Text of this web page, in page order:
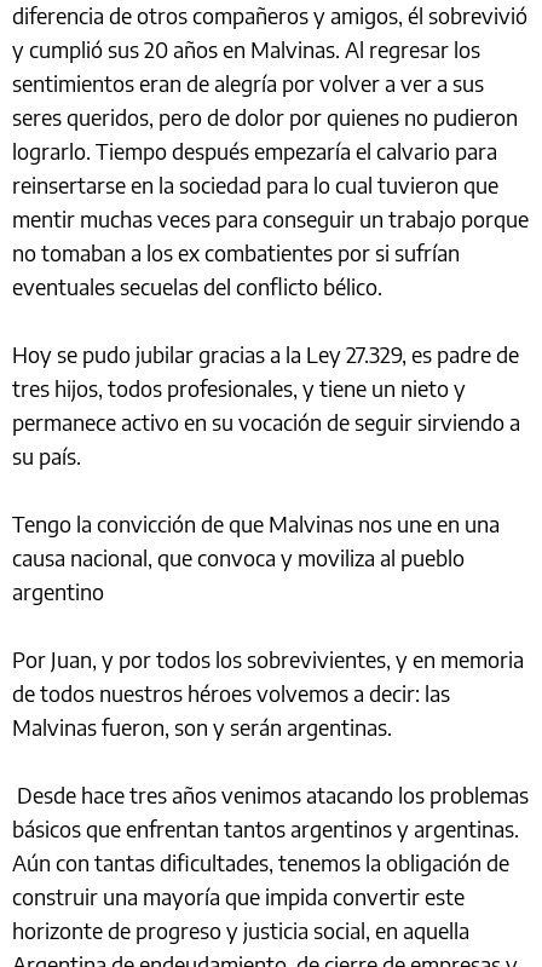
diferencia de otros compañeros y amigos, él sobrevivió
y cumplió sus 20 años en Malvinas. Al regresar los
sentimientos eran de alegría por volver a ver a sus
seres queridos, pero de dolor por quienes no pudieron
lograrlo. Tiempo después empezaría el calvario para
reinsertarse en la sociedad para lo cual tuvieron que
mentir muchas veces para conseguir un trabajo porque
no tomaban a los ex combatientes por si sufrían
eventuales secuelas del conflicto bélico.
Hoy se pudo jubilar gracias a la Ley 27.329, es padre de
tres hijos, todos profesionales, y tiene un nieto y
permanece activo en su vocación de seguir sirviendo a
su país.
Tengo la convicción de que Malvinas nos une en una
causa nacional, que convoca y moviliza al pueblo
argentino
Por Juan, y por todos los sobrevivientes, y en memoria
de todos nuestros héroes volvemos a decir: las
Malvinas fueron, son y serán argentinas.
Desde hace tres años venimos atacando los problemas
básicos que enfrentan tantos argentinos y argentinas.
Aún con tantas dificultades, tenemos la obligación de
construir una mayoría que impida convertir este
horizonte de progreso y justicia social, en aquella